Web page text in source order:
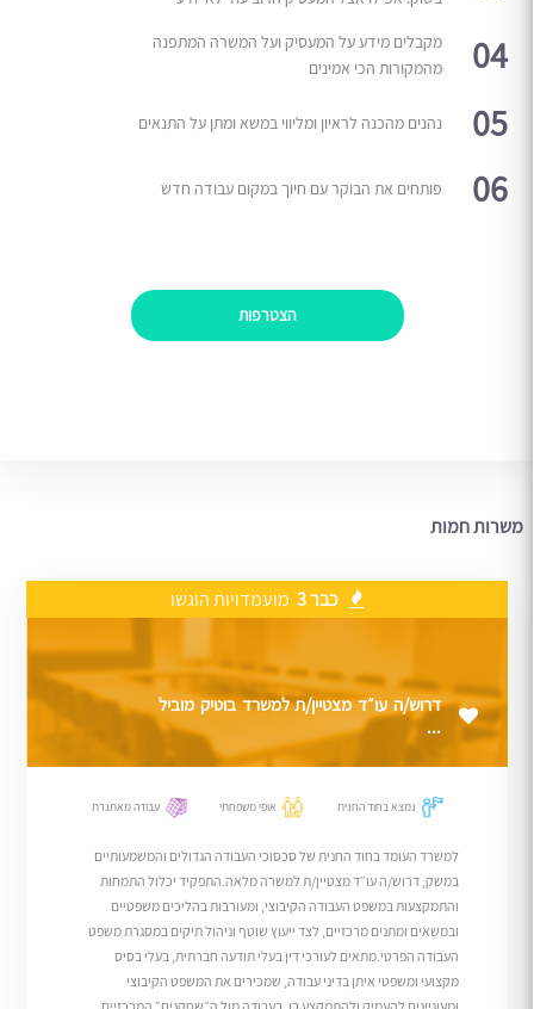
04
מקבלים מידע על המעסיק ועל המשרה המתפנה
מהמקורות הכי אמינים
05 נהנים מהכנה לראיון ומליווי במשא ומתן על התנאים
06 פותחים את הבוקר עם חיוך במקום עבודה חדש
הצטרפות
משרות חמות
כבר 3 מועמדויות הוגשו
דרוש/ה עו״ד מצטיין/ת למשרד בוטיק מוביל
...
נמצא בחוד החנית אופי משפחתי עבודה מאתגרת
למשרד העומד בחוד החנית של סכסוכי העבודה הגדולים והמשמעותיים
במשק, דרוש/ה עו״ד מצטיין/ת למשרה מלאה.התפקיד יכלול התמחות
והתמקצעות במשפט העבודה הקיבוצי, ומעורבות בהליכים משפטיים
ובמשאים ומתנים מרכזיים, לצד ייעוץ שוטף וניהול תיקים במסגרת משפט
העבודה הפרטי.מתאים לעורכי דין בעלי תודעה חברתית, בעלי בסיס
מקצועי ומשפטי איתן בדיני עבודה, שמכירים את המשפט הקיבוצי